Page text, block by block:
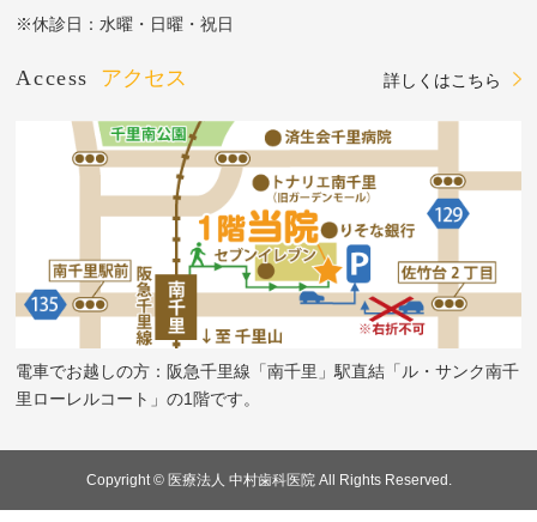
※休診日：水曜・日曜・祝日
Access アクセス 詳しくはこちら
電車でお越しの方：阪急千里線「南千里」駅直結「ル・サンク南千
里ローレルコート」の1階です。
Copyright © 医療法人 中村歯科医院 All Rights Reserved.